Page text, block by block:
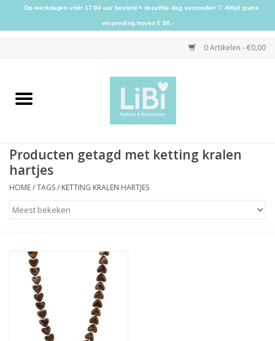
0 Artikelen - €0,00
Home
Kleding
Accessoires
Home deco
Producten getagd met ketting kralen
hartjes
HOME/TAGS/ KETTING KRALEN HARTJES
Op werkdagen vóór 17:00 uur besteld = dezelfde dag verzonden ♡ Altijd gratis
verzending boven € 50,-